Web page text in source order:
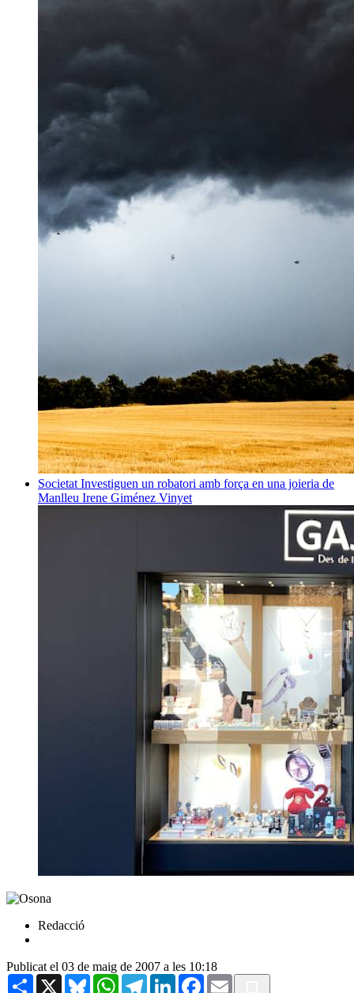
Societat Investiguen un robatori amb força en una joieria de
Manlleu Irene Giménez Vinyet
Redacció
Publicat el 03 de maig de 2007 a les 10:18
Share X BlueskyWhatsAppTelegramLinkedInFacebook
Email